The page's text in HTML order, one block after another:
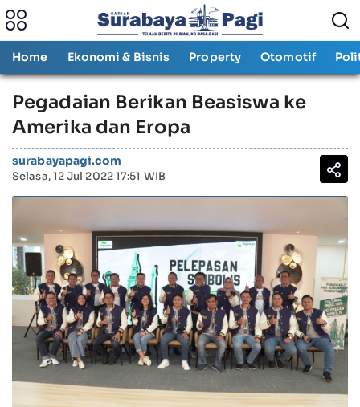
Home Ekonomi & Bisnis Property Otomotif
Pegadaian Berikan Beasiswa ke
Amerika dan Eropa
surabayapagi.com
Selasa, 12 Jul 2022 17:51 WIB